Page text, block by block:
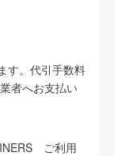
す。代引手数料
者へお支払い
ご利用